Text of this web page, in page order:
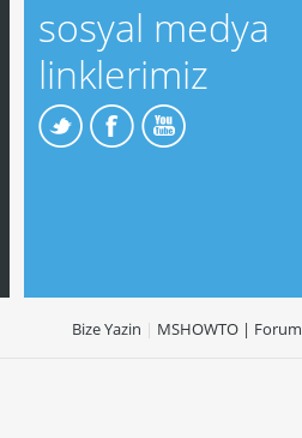
sosyal medya
linklerimiz
Bize Yazin | MSHOWTO | Forum